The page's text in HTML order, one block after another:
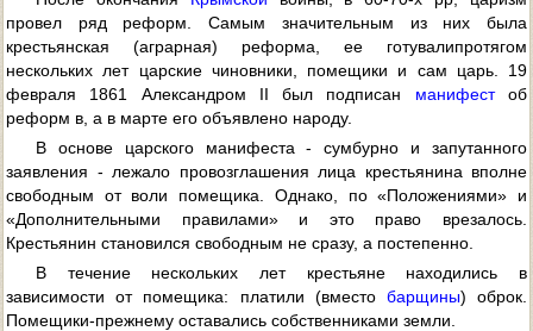
провел ряд реформ. Самым значительным из них была
крестьянская (аграрная) реформа, ее готувалипротягом
нескольких лет царские чиновники, помещики и сам царь. 19
февраля 1861 Александром II был подписан манифестоб
реформ в, а в марте его объявлено народу.
В основе царского манифеста - сумбурно и запутанного
заявления - лежало провозглашения лица крестьянина вполне
свободным от воли помещика. Однако, по «Положениями» и
«Дополнительными правилами» и это право врезалось.
Крестьянин становился свободным не сразу, а постепенно.
В течение нескольких лет крестьяне находились в
зависимости от помещика: платили (вместо барщины) оброк.
Помещики-прежнему оставались собственниками земли.